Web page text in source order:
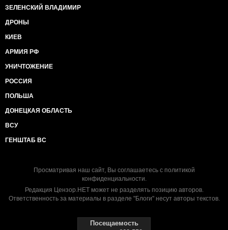
ЗЕЛЕНСКИЙ ВЛАДИМИР
ДРОНЫ
КИЕВ
АРМИЯ РФ
УНИЧТОЖЕНИЕ
РОССИЯ
ПОЛЬША
ДОНЕЦКАЯ ОБЛАСТЬ
ВСУ
ГЕНШТАБ ВС
Просматривая наш сайт, Вы соглашаетесь с политикой
конфиденциальности.
Редакция Цензор.НЕТ может не разделять позицию авторов.
Ответственность за материалы в разделе "Блоги" несут авторы текстов.
Посещаемость